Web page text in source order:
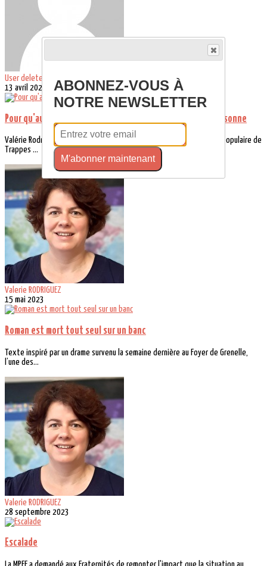
User deleted #8347191
13 avril 2023
Pour qu'aucun petit billet de cinq euros n'humilie plus personne
Valérie Rodriguez, équipière-directrice de la fraternité de la Mission populaire de
Trappes ...
Valerie RODRIGUEZ
15 mai 2023
Roman est mort tout seul sur un banc
Texte inspiré par un drame survenu la semaine dernière au Foyer de Grenelle,
l’une des...
Valerie RODRIGUEZ
28 septembre 2023
Escalade
ABONNEZ-VOUS À
NOTRE NEWSLETTER
M'abonner maintenant